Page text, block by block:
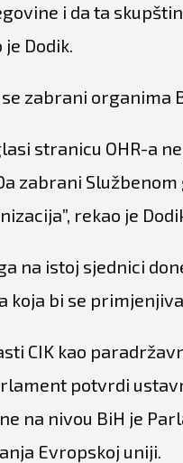
i da ta
je Dodik.
zabrani organima
stranicu OHR-a
zabrani
rekao je
na istoj sjednici
koja bi se
CIK kao
potvrdi
na nivou BiH je
Evropskoj uniji.